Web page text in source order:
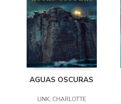
AGUAS OSCURAS
LINK, CHARLOTTE